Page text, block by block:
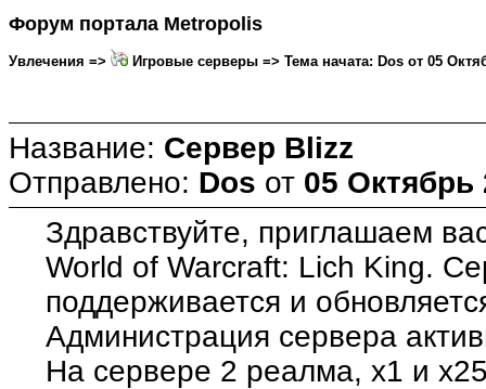
Форум портала Metropolis
Увлечения => Игровые серверы => Тема начата: Dos от 05
Название: Сервер Blizz
Отправлено: Dos от 05 Октябрь
Здравствуйте, приглашаем
World of Warcraft: Lich King.
поддерживается и
Администрация сервера
На сервере 2 реалма, х1 и